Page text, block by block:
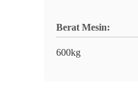
Berat Mesin:
600kg